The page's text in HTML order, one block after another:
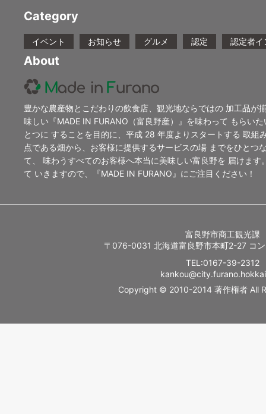
Category
イベント お知らせ グルメ 認定 認定者イ
About
豊かな農産物とこだわりの飲食店、観光地ならではの 加工品が
味しい『MADE IN FURANO（富良野産）』を味わって もらい
とつに することを目的に、平成 28 年度よりスタートする 取組
点である畑から、お客様に提供するサービスの場 までをひとつ
て、 味わうすべてのお客様へ本当に美味しい富良野を 届けま
て いきますので、『MADE IN FURANO』にご注目ください！
富良野市商工観光課
〒076-0031 北海道富良野市本町2-27 コ
TEL:0167-39-2312
Copyright © 2010-2014 著作権者 All